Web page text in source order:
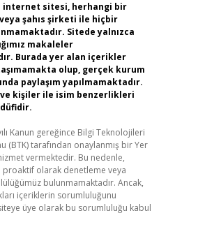
internet sitesi, herhangi bir
şahıs şirketi ile hiçbir
Sitede yalnızca
makaleler
Burada yer alan içerikler
olup, gerçek kurum
paylaşım yapılmamaktadır.
kişiler ile isim benzerlikleri
Kanun gereğince Bilgi Teknolojileri
(BTK) tarafından onaylanmış bir Yer
vermektedir. Bu nedenle,
proaktif olarak denetleme veya
bulunmamaktadır. Ancak,
içeriklerin sorumluluğunu
üye olarak bu sorumluluğu kabul